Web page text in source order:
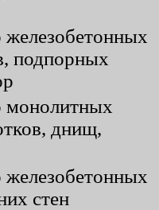
подпорных
монолитных
днищ,
стен